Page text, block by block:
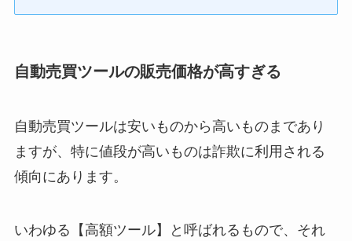
自動売買ツールの販売価格が高すぎる
自動売買ツールは安いものから高いものまであり
ますが、特に値段が高いものは詐欺に利用される
傾向にあります。
いわゆる【高額ツール】と呼ばれるもので、それ